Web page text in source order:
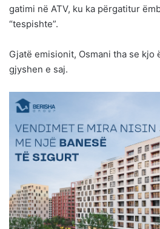
gatimi në ATV, ku ka përgatitur
“tespishte”.
Gjatë emisionit, Osmani tha se kjo
gjyshen e saj.